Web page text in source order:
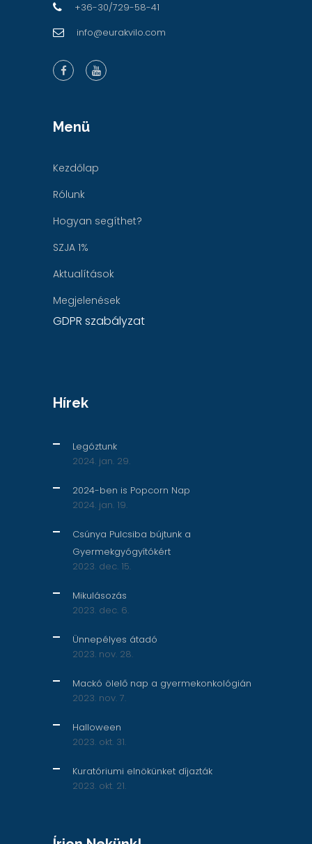
+36-30/729-58-41
info@eurakvilo.com
Menü
Kezdőlap
Rólunk
Hogyan segíthet?
SZJA 1%
Aktualítások
Megjelenések
GDPR szabályzat
Hírek
Legóztunk
2024. jan. 29.
2024-ben is Popcorn Nap
2024. jan. 19.
Csúnya Pulcsiba bújtunk a
Gyermekgyógyítókért
2023. dec. 15.
Mikulásozás
2023. dec. 6.
Ünnepélyes átadó
2023. nov. 28.
Mackó ölelő nap a gyermekonkológián
2023. nov. 7.
Halloween
2023. okt. 31.
Kuratóriumi elnökünket díjazták
2023. okt. 21.